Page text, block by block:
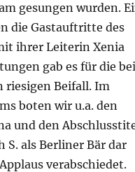
gesungen wurden.
die Gastauftritte des
ihrer Leiterin Xenia
gab es für die
riesigen Beifall. Im
boten wir u.a. den
und den
S. als Berliner Bär dar
verabschiedet.